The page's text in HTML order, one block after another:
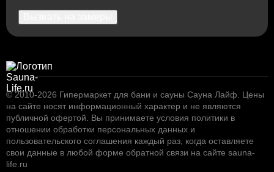
© 2010-2026 Гипермаркет для бани и сауны Сауна Лайф
Цены
на сайте носят информационный характер и не являются
публичной офертой. Вы принимаете условия политики в
отношении обработки персональных данных и
пользовательского соглашения каждый раз, когда оставляете
свои данные в любой форме обратной связи на сайте sauna-
life.ru